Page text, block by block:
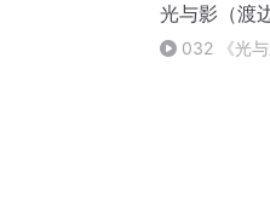
光与影（渡
032 《光